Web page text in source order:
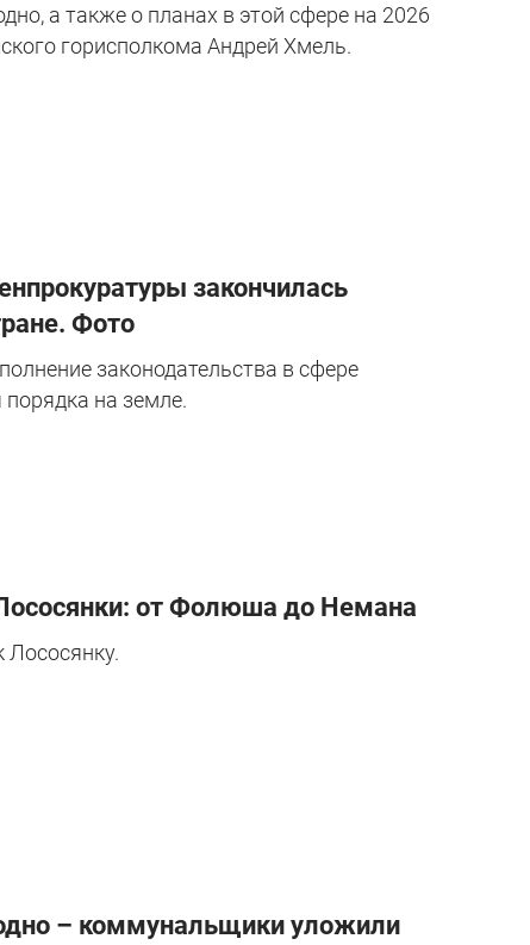
а также о планах в этой сфере на 2026
горисполкома Андрей Хмель.
закончилась
Фото
законодательства в сфере
на земле.
Лососянки: от Фолюша до Немана
– коммунальщики уложили